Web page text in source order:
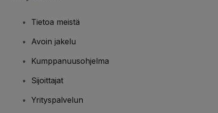
Tietoa meistä
Avoin jakelu
Kumppanuusohjelma
Sijoittajat
Yrityspalvelun